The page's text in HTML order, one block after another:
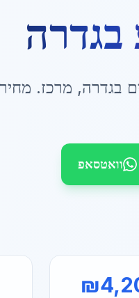
בגדרה
בגדרה, מרכז.
וואטסאפ
₪